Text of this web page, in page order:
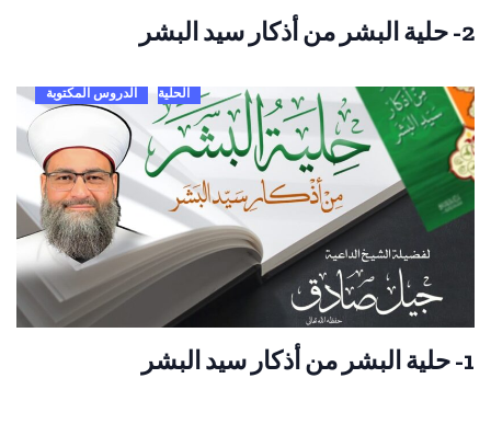
2- حلية البشر من أذكار سيد البشر
الحلية الدروس المكتوبة
1- حلية البشر من أذكار سيد البشر